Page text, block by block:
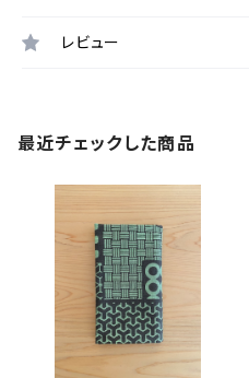
レビュー
最近チェックした商品